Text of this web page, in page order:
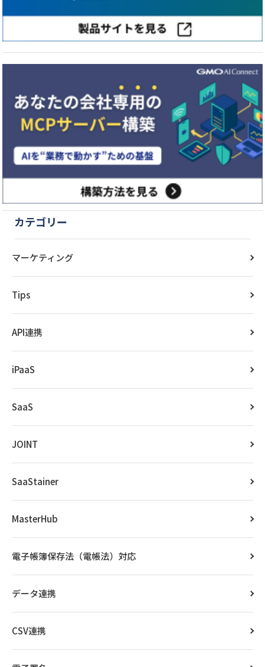
カテゴリー
マーケティング
Tips
API連携
iPaaS
SaaS
JOINT
SaaStainer
MasterHub
電子帳簿保存法（電帳法）対応
データ連携
CSV連携